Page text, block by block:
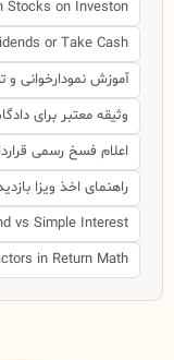
Stocks on Investon
or Take Cash
آموزش نمودارخوانی و
وثیقه معتبر برای
اعلام فسخ رسمی
راهنمای اخذ ویزا
vs Simple Interest
in Return Math